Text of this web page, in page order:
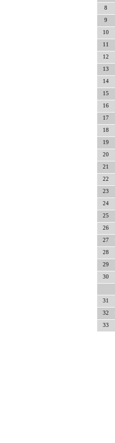
8
9
10
11
12
13
14
15
16
17
18
19
20
21
22
23
24
25
26
27
28
29
30
31
32
33